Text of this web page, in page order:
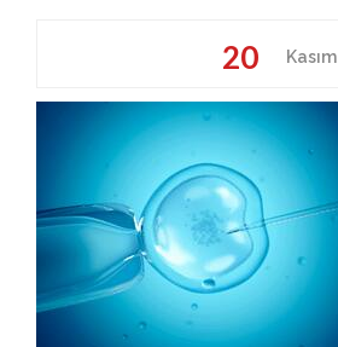
20 Kasım